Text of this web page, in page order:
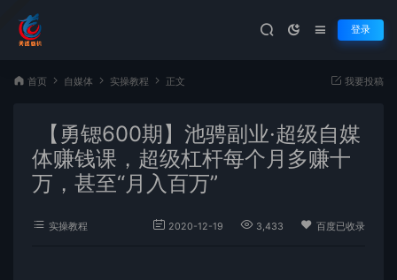
登录
首页 自媒体 实操教程 正文 我要投稿
【勇锶600期】池骋副业·超级自媒
体赚钱课，超级杠杆每个月多赚十
万，甚至“月入百万”
实操教程 2020-12-19 3,433 百度已收录